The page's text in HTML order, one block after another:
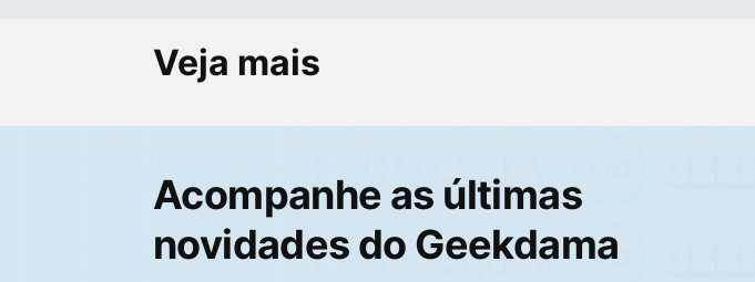
Veja mais
Acompanhe as últimas
novidades do Geekdama